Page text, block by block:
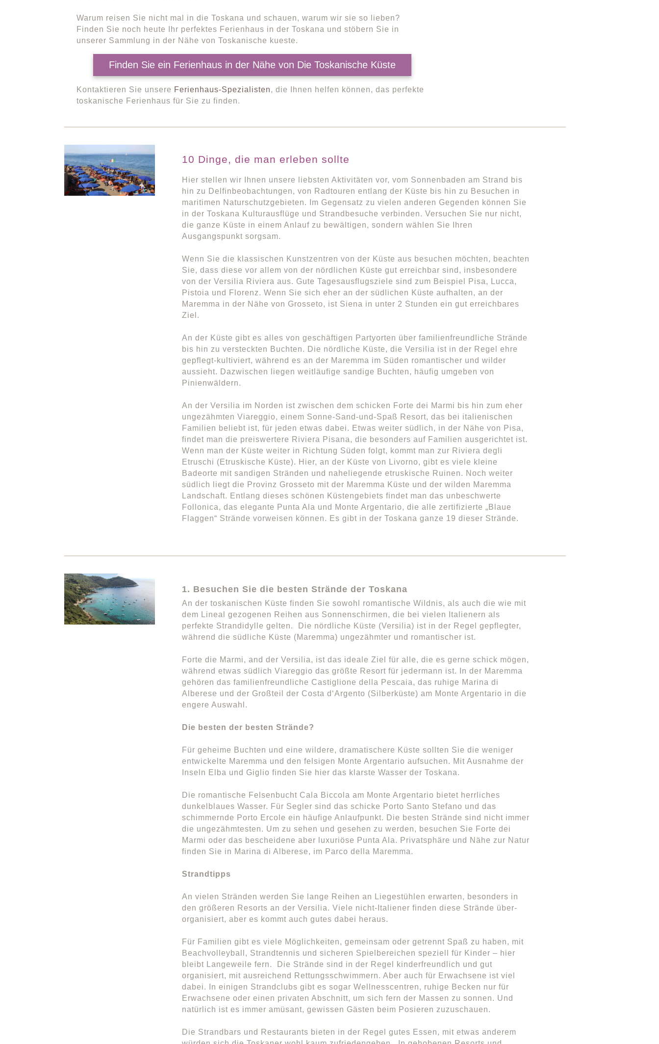
Warum reisen Sie nicht mal in die Toskana und schauen, warum wir sie so lieben?
Finden Sie noch heute Ihr perfektes Ferienhaus in der Toskana und stöbern Sie in
unserer Sammlung in der Nähe von Toskanische kueste.
Finden Sie ein Ferienhaus in der Nähe von Die Toskanische Küste
Kontaktieren Sie unsere Ferienhaus-Spezialisten, die Ihnen helfen können, das perfekte
toskanische Ferienhaus für Sie zu finden.
10 Dinge, die man erleben sollte
Hier stellen wir Ihnen unsere liebsten Aktivitäten vor, vom Sonnenbaden am Strand bis
hin zu Delfinbeobachtungen, von Radtouren entlang der Küste bis hin zu Besuchen in
maritimen Naturschutzgebieten. Im Gegensatz zu vielen anderen Gegenden können Sie
in der Toskana Kulturausflüge und Strandbesuche verbinden. Versuchen Sie nur nicht,
die ganze Küste in einem Anlauf zu bewältigen, sondern wählen Sie Ihren
Ausgangspunkt sorgsam.
Wenn Sie die klassischen Kunstzentren von der Küste aus besuchen möchten, beachten
Sie, dass diese vor allem von der nördlichen Küste gut erreichbar sind, insbesondere
von der Versilia Riviera aus. Gute Tagesausflugsziele sind zum Beispiel Pisa, Lucca,
Pistoia und Florenz. Wenn Sie sich eher an der südlichen Küste aufhalten, an der
Maremma in der Nähe von Grosseto, ist Siena in unter 2 Stunden ein gut erreichbares
Ziel.
An der Küste gibt es alles von geschäftigen Partyorten über familienfreundliche Strände
bis hin zu versteckten Buchten. Die nördliche Küste, die Versilia ist in der Regel ehre
gepflegt-kultiviert, während es an der Maremma im Süden romantischer und wilder
aussieht. Dazwischen liegen weitläufige sandige Buchten, häufig umgeben von
Pinienwäldern.
An der Versilia im Norden ist zwischen dem schicken Forte dei Marmi bis hin zum eher
ungezähmten Viareggio, einem Sonne-Sand-und-Spaß Resort, das bei italienischen
Familien beliebt ist, für jeden etwas dabei. Etwas weiter südlich, in der Nähe von Pisa,
findet man die preiswertere Riviera Pisana, die besonders auf Familien ausgerichtet ist.
Wenn man der Küste weiter in Richtung Süden folgt, kommt man zur Riviera degli
Etruschi (Etruskische Küste). Hier, an der Küste von Livorno, gibt es viele kleine
Badeorte mit sandigen Stränden und naheliegende etruskische Ruinen. Noch weiter
südlich liegt die Provinz Grosseto mit der Maremma Küste und der wilden Maremma
Landschaft. Entlang dieses schönen Küstengebiets findet man das unbeschwerte
Follonica, das elegante Punta Ala und Monte Argentario, die alle zertifizierte „Blaue
Flaggen“ Strände vorweisen können. Es gibt in der Toskana ganze 19 dieser Strände.
1. Besuchen Sie die besten Strände der Toskana
An der toskanischen Küste finden Sie sowohl romantische Wildnis, als auch die wie mit
dem Lineal gezogenen Reihen aus Sonnenschirmen, die bei vielen Italienern als
perfekte Strandidylle gelten. Die nördliche Küste (Versilia) ist in der Regel gepflegter,
während die südliche Küste (Maremma) ungezähmter und romantischer ist.
Forte die Marmi, and der Versilia, ist das ideale Ziel für alle, die es gerne schick mögen,
während etwas südlich Viareggio das größte Resort für jedermann ist. In der Maremma
gehören das familienfreundliche Castiglione della Pescaia, das ruhige Marina di
Alberese und der Großteil der Costa d‘Argento (Silberküste) am Monte Argentario in die
engere Auswahl.
Die besten der besten Strände?
Für geheime Buchten und eine wildere, dramatischere Küste sollten Sie die weniger
entwickelte Maremma und den felsigen Monte Argentario aufsuchen. Mit Ausnahme der
Inseln Elba und Giglio finden Sie hier das klarste Wasser der Toskana.
Die romantische Felsenbucht Cala Biccola am Monte Argentario bietet herrliches
dunkelblaues Wasser. Für Segler sind das schicke Porto Santo Stefano und das
schimmernde Porto Ercole ein häufige Anlaufpunkt. Die besten Strände sind nicht immer
die ungezähmtesten. Um zu sehen und gesehen zu werden, besuchen Sie Forte dei
Marmi oder das bescheidene aber luxuriöse Punta Ala. Privatsphäre und Nähe zur Natur
finden Sie in Marina di Alberese, im Parco della Maremma.
Strandtipps
An vielen Stränden werden Sie lange Reihen an Liegestühlen erwarten, besonders in
den größeren Resorts an der Versilia. Viele nicht-Italiener finden diese Strände über-
organisiert, aber es kommt auch gutes dabei heraus.
Für Familien gibt es viele Möglichkeiten, gemeinsam oder getrennt Spaß zu haben, mit
Beachvolleyball, Strandtennis und sicheren Spielbereichen speziell für Kinder – hier
bleibt Langeweile fern. Die Strände sind in der Regel kinderfreundlich und gut
organisiert, mit ausreichend Rettungsschwimmern. Aber auch für Erwachsene ist viel
dabei. In einigen Strandclubs gibt es sogar Wellnesscentren, ruhige Becken nur für
Erwachsene oder einen privaten Abschnitt, um sich fern der Massen zu sonnen. Und
natürlich ist es immer amüsant, gewissen Gästen beim Posieren zuzuschauen.
Die Strandbars und Restaurants bieten in der Regel gutes Essen, mit etwas anderem